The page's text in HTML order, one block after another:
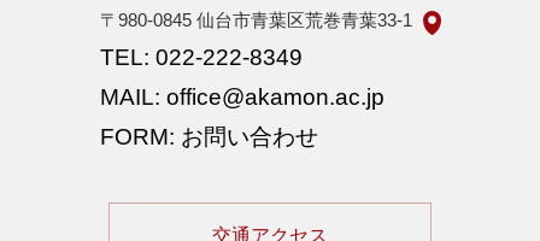
〒980-0845 仙台市青葉区荒巻青葉33-1
TEL: 022-222-8349
MAIL: office@akamon.ac.jp
FORM: お問い合わせ
交通アクセス